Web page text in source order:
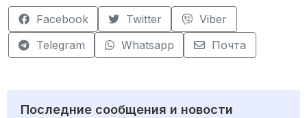
Facebook Twitter
Viber
Telegram
Whatsapp Почта
Последние сообщения и новости